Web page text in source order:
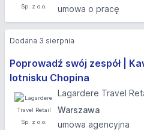
umowa o pracę
Poprowadź swój zespół |
lotnisku Chopina
Lagardere Travel
Warszawa
umowa agencyjna
Dodana 3 sierpnia